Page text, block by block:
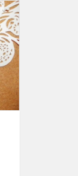
Kalėdų
belaukiant